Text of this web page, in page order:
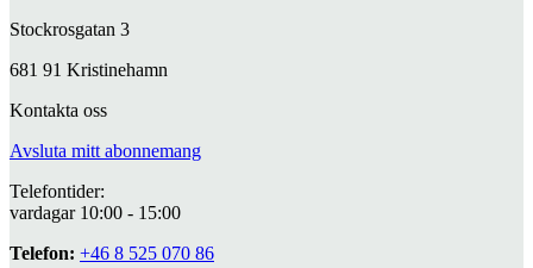
Stockrosgatan 3
681 91 Kristinehamn
Kontakta oss
Avsluta mitt abonnemang
Telefontider:
vardagar 10:00 - 15:00
Telefon: +46 8 525 070 86